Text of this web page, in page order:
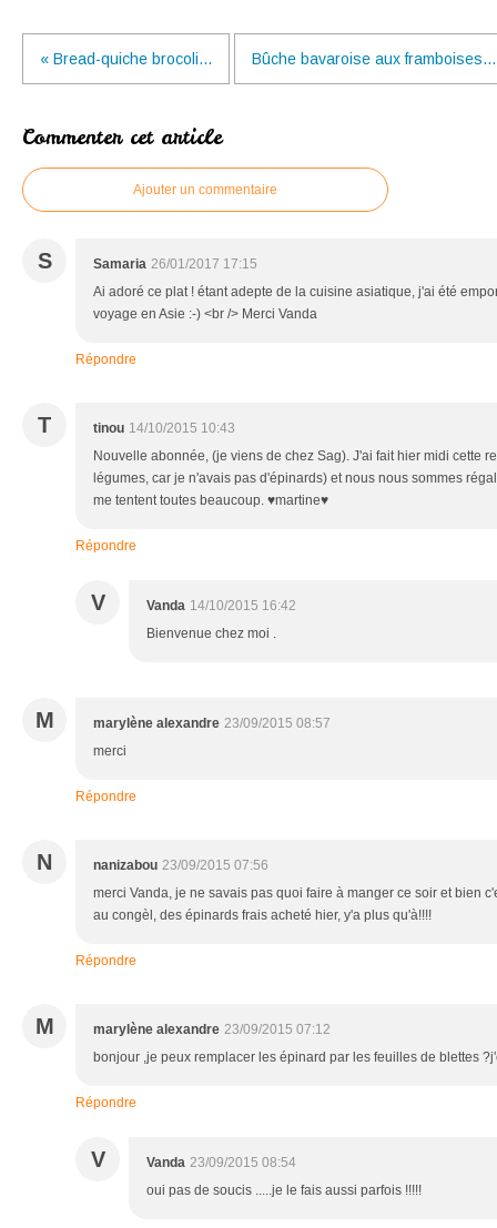
« Bread-quiche brocoli... Bûche bavaroise aux
Commenter cet article
Ajouter un commentaire
S Samaria 26/01/2017 17:15
Ai adoré ce plat ! étant adepte de la cuisine asiatique, j'ai été
voyage en Asie :-) <br /> Merci Vanda
Répondre
T tinou 14/10/2015 10:43
Nouvelle abonnée, (je viens de chez Sag). J'ai fait hier midi cette
légumes, car je n'avais pas d'épinards) et nous nous sommes
me tentent toutes beaucoup. ♥martine♥
Répondre
V Vanda 14/10/2015 16:42
Bienvenue chez moi .
M marylène alexandre 23/09/2015 08:57
merci
Répondre
N nanizabou 23/09/2015 07:56
merci Vanda, je ne savais pas quoi faire à manger ce soir et bien
au congèl, des épinards frais acheté hier, y'a plus qu'à!!!!
Répondre
M marylène alexandre 23/09/2015 07:12
bonjour ,je peux remplacer les épinard par les feuilles de blettes
Répondre
V Vanda 23/09/2015 08:54
oui pas de soucis .....je le fais aussi parfois !!!!!